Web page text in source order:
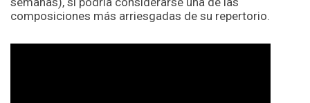
composiciones más arriesgadas de su repertorio.